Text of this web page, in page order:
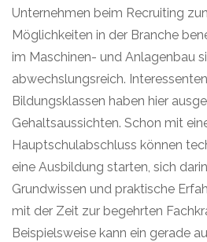
Unternehmen beim Recruiting
Möglichkeiten in der Branche
im Maschinen- und Anlagenbau
abwechslungsreich.
Bildungsklassen haben hier
Gehaltsaussichten. Schon mit
Hauptschulabschluss können
eine Ausbildung starten, sich
Grundwissen und praktische
mit der Zeit zur begehrten
Beispielsweise kann ein gerade